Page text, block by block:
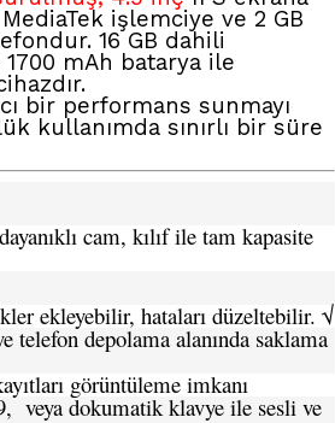
işlemciye ve 2 GB
16 GB dahili
mAh batarya ile
bir performans sunmayı
kullanımda sınırlı bir süre
cam, kılıf ile tam kapasite
ekleyebilir, hataları düzeltebilir. √
telefon depolama alanında saklama
görüntüleme imkanı
veya dokumatik klavye ile sesli ve